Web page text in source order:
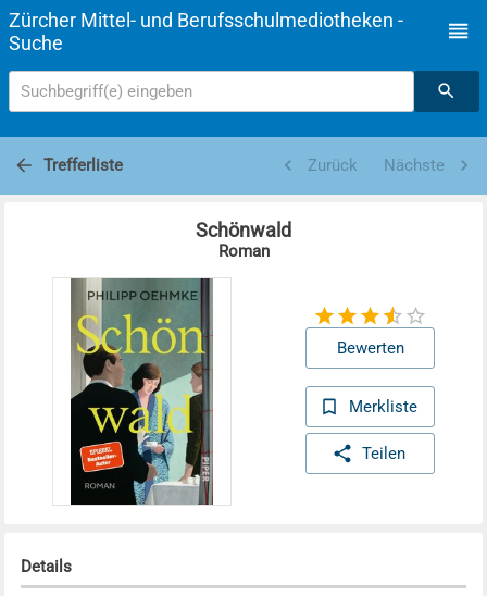
Zürcher Mittel- und Berufsschulmediotheken -
Suche
Suchbegriff(e) eingeben
Trefferliste Zurück Nächste
Schönwald
Roman
Bewerten
Merkliste
Teilen
Details